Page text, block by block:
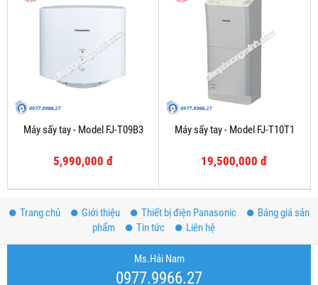
Máy sấy tay - Model FJ-T09B3
5,990,000 đ
Máy sấy tay - Model FJ-T10T1
19,500,000 đ
Trang chủ Giới thiệu Thiết bị điện Panasonic
Bảng giá sản
phẩm
Tin tức Liên hệ
Ms.Hải Nam
0977.9966.27